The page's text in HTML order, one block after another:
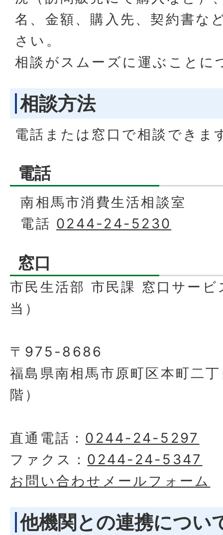
名、金額、購入先、契約書な
さい。
相談がスムーズに運ぶことに
相談方法
電話または窓口で相談できま
電話
南相馬市消費生活相談室
電話 0244-24-5230
窓口
市民生活部 市民課 窓口サービ
当）
〒975-8686
福島県南相馬市原町区本町二
階）
直通電話： 0244-24-5297
ファクス： 0244-24-5347
お問い合わせメールフォーム
他機関との連携につい